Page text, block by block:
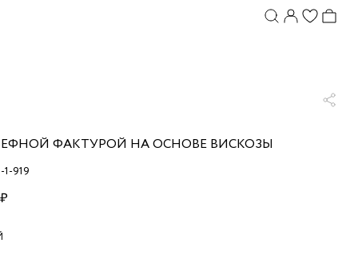
ФАКТУРОЙ НА ОСНОВЕ ВИСКОЗЫ
1-919